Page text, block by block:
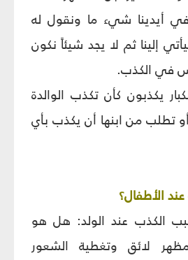
أيدينا شي‏ء ما ونقول له
إلينا ثم لا يجد شيئاً نكون
في الكذب.
يكذبون كأن تكذب الوالدة
تطلب من ابنها أن يكذب بأي
الأطفال؟
الكذب عند الولد: هل هو
لائق وتغطية الشعور